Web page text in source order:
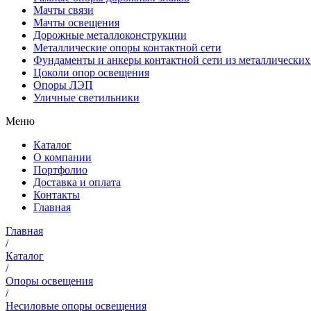
Мачты связи
Мачты освещения
Дорожные металлоконструкции
Металлические опоры контактной сети
Фундаменты и анкеры контактной сети из
Цоколи опор освещения
Опоры ЛЭП
Уличные светильники
Меню
Каталог
О компании
Портфолио
Доставка и оплата
Контакты
Главная
Главная
/
Каталог
/
Опоры освещения
/
Несиловые опоры освещения